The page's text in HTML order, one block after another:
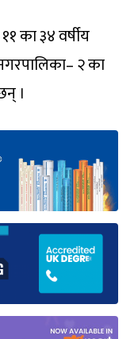
का ३४ वर्षीय
२ का
।